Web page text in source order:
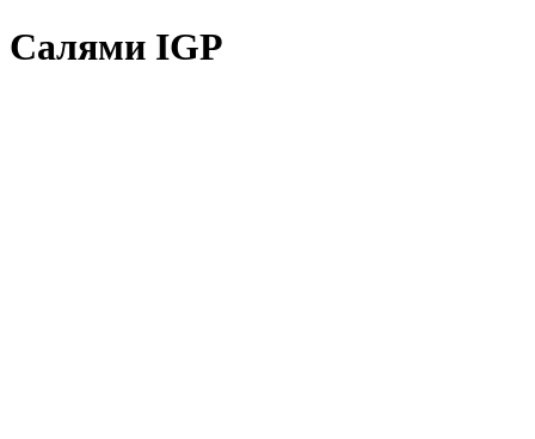
Салями IGP